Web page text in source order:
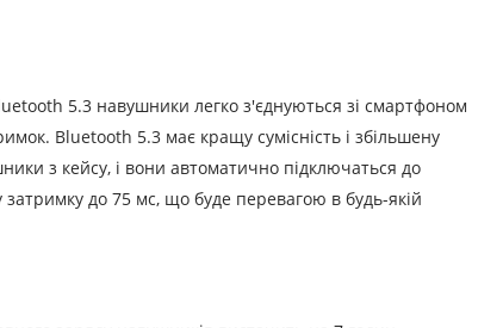
5.3 навушники легко з'єднуються зі смартфоном
Bluetooth 5.3 має кращу сумісність і збільшену
з кейсу, і вони автоматично підключаться до
до 75 мс, що буде перевагою в будь-якій